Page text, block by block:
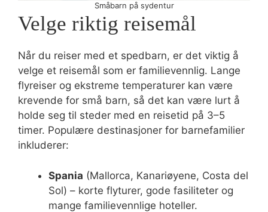
Småbarn på sydentur
Velge riktig reisemål
Når du reiser med et spedbarn, er det viktig å
velge et reisemål som er familievennlig. Lange
flyreiser og ekstreme temperaturer kan være
krevende for små barn, så det kan være lurt å
holde seg til steder med en reisetid på 3–5
timer. Populære destinasjoner for barnefamilier
inkluderer:
Spania (Mallorca, Kanariøyene, Costa del
Sol) – korte flyturer, gode fasiliteter og
mange familievennlige hoteller.